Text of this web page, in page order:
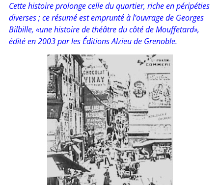
Cette histoire prolonge celle du quartier, riche en péripéties
diverses ; ce résumé est emprunté à l’ouvrage de Georges
Bilbille, «une histoire de théâtre du côté de Mouffetard»,
édité en 2003 par les Éditions Alzieu de Grenoble.